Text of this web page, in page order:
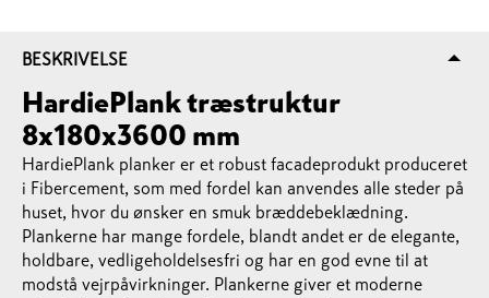
BESKRIVELSE
HardiePlank træstruktur
8x180x3600 mm
HardiePlank planker er et robust facadeprodukt produceret
i Fibercement, som med fordel kan anvendes alle steder på
huset, hvor du ønsker en smuk bræddebeklædning.
Plankerne har mange fordele, blandt andet er de elegante,
holdbare, vedligeholdelsesfri og har en god evne til at
modstå vejrpåvirkninger. Plankerne giver et moderne